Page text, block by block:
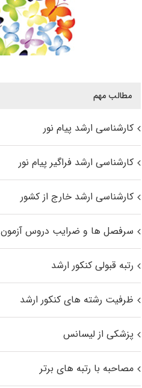
مطالب مهم
کارشناسی ارشد پیام نور
کارشناسی ارشد فراگیر پیام نور
کارشناسی ارشد خارج از کشور
سرفصل ها و ضرایب دروس آزمون
رتبه قبولی کنکور ارشد
ظرفیت رشته های کنکور ارشد
پزشکی از لیسانس
مصاحبه با رتبه های برتر